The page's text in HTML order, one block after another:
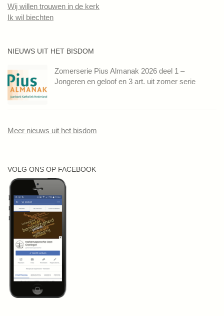
Wij willen trouwen in de kerk
Ik wil biechten
NIEUWS UIT HET BISDOM
Zomerserie Pius Almanak 2026 deel 1 –
Jongeren en geloof en 3 art. uit zomer serie
Meer nieuws uit het bisdom
VOLG ONS OP FACEBOOK